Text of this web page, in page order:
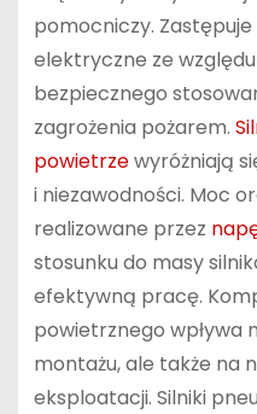
pomocniczy.
elektryczne ze
bezpiecznego
zagrożenia pożarem.
powietrzewyróżniają
i niezawodności. Moc
realizowane przez
stosunku do masy
efektywną pracę.
powietrznego wpływa
montażu, ale także na
eksploatacji. Silniki